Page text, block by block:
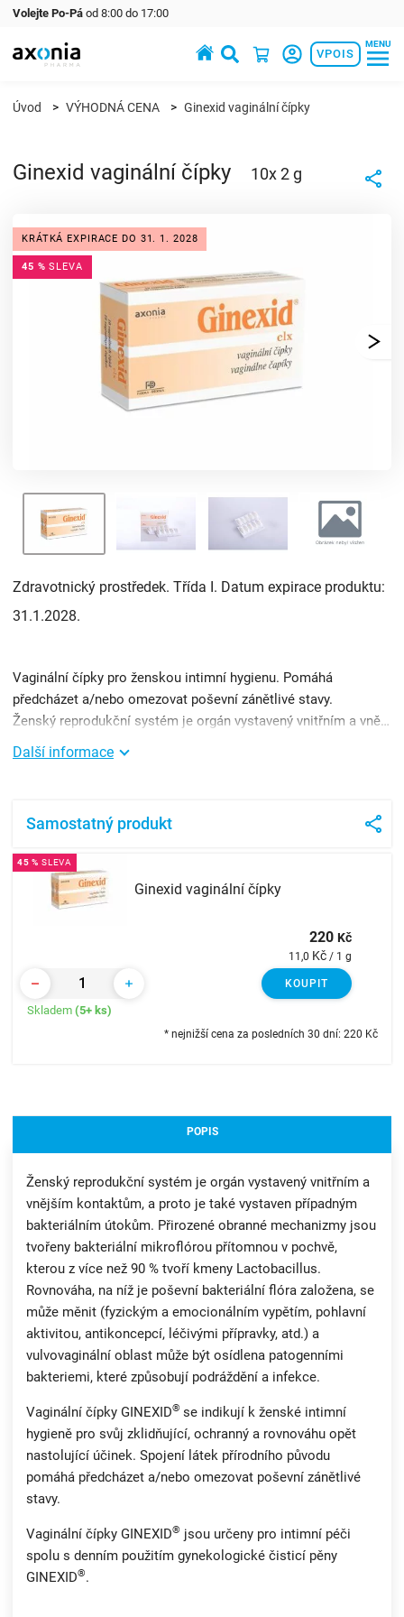
Volejte Po-Pá od 8:00 do 17:00
VPOIS
MENU
Úvod VÝHODNÁ CENA Ginexid vaginální čípky
Ginexid vaginální čípky 10x 2 g
KRÁTKÁ EXPIRACE DO 31. 1. 2028
45 % SLEVA
Zdravotnický prostředek. Třída I. Datum expirace produktu:
31.1.2028.
Vaginální čípky pro ženskou intimní hygienu. Pomáhá
předcházet a/nebo omezovat poševní zánětlivé stavy.
Ženský reprodukční systém je orgán vystavený vnitřním a vnějším kontaktům, a proto je také vystaven případným ...
Další informace
Samostatný produkt
Ginexid vaginální čípky
45 % SLEVA
220Kč
11,0 Kč / 1 g
KOUPIT
Skladem (5+ ks)
* nejnižší cena za posledních 30 dní: 220 Kč
POPIS
Ženský reprodukční systém je orgán vystavený vnitřním a
vnějším kontaktům, a proto je také vystaven případným
bakteriálním útokům. Přirozené obranné mechanizmy jsou
tvořeny bakteriální mikroflórou přítomnou v pochvě,
kterou z více než 90 % tvoří kmeny Lactobacillus.
Rovnováha, na níž je poševní bakteriální flóra založena, se
může měnit (fyzickým a emocionálním vypětím, pohlavní
aktivitou, antikoncepcí, léčivými přípravky, atd.) a
vulvovaginální oblast může být osídlena patogenními
bakteriemi, které způsobují podráždění a infekce.
Vaginální čípky GINEXID® se indikují k ženské intimní
hygieně pro svůj zklidňující, ochranný a rovnováhu opět
nastolující účinek. Spojení látek přírodního původu
pomáhá předcházet a/nebo omezovat poševní zánětlivé
stavy.
Vaginální čípky GINEXID® jsou určeny pro intimní péči
spolu s denním použitím gynekologické čisticí pěny
GINEXID®.